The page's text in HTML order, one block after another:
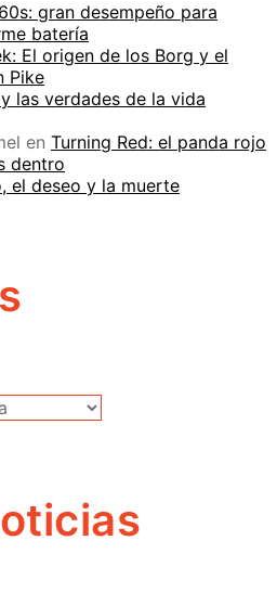
gran desempeño para
batería
El origen de los Borg y el
Pike
las verdades de la vida
en Turning Red: el panda rojo
dentro
el deseo y la muerte